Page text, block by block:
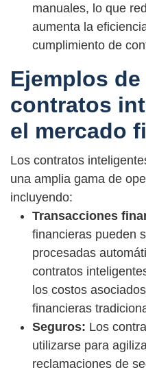
manuales, lo que
aumenta la
cumplimiento de
Ejemplos
contratos
el mercado
Los contratos
una amplia gama de
incluyendo:
Transacciones
financieras pueden
procesadas
contratos
los costos
financieras
Seguros: Los
utilizarse para
reclamaciones de